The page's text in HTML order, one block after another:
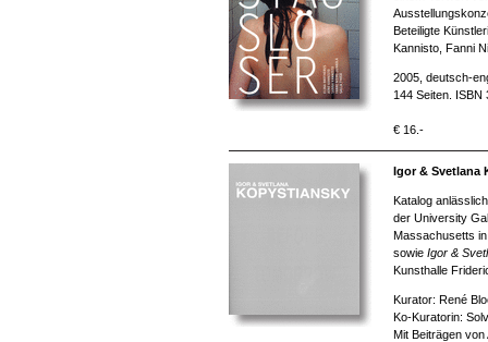
Beteiligte
Kannisto, Fanni
2005, deutsch-
144 Seiten. ISBN
€ 16.-
Igor & Svetlana
Katalog
der University
Massachusetts
sowie Igor &
Kunsthalle
Kurator: René
Ko-Kuratorin:
Mit Beiträgen